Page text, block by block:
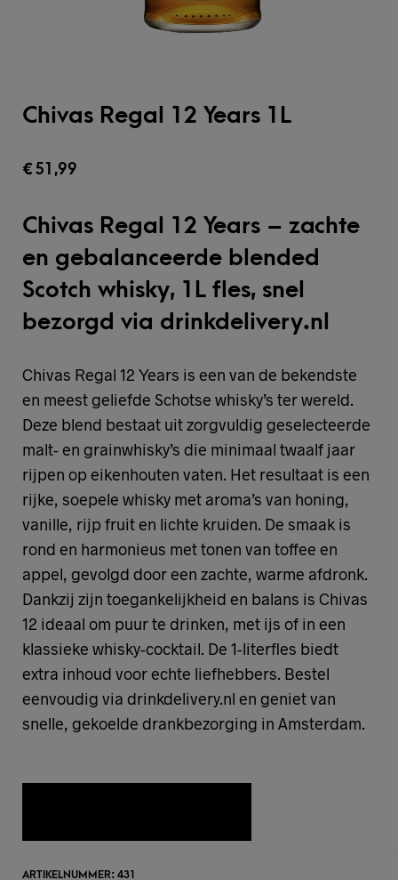
Chivas Regal 12 Years 1L
€51,99
Chivas Regal 12 Years – zachte
en gebalanceerde blended
Scotch whisky, 1L fles, snel
bezorgd via drinkdelivery.nl
Chivas Regal 12 Years is een van de bekendste
en meest geliefde Schotse whisky’s ter wereld.
Deze blend bestaat uit zorgvuldig geselecteerde
malt- en grainwhisky’s die minimaal twaalf jaar
rijpen op eikenhouten vaten. Het resultaat is een
rijke, soepele whisky met aroma’s van honing,
vanille, rijp fruit en lichte kruiden. De smaak is
rond en harmonieus met tonen van toffee en
appel, gevolgd door een zachte, warme afdronk.
Dankzij zijn toegankelijkheid en balans is Chivas
12 ideaal om puur te drinken, met ijs of in een
klassieke whisky-cocktail. De 1-literfles biedt
extra inhoud voor echte liefhebbers. Bestel
eenvoudig via drinkdelivery.nl en geniet van
snelle, gekoelde drankbezorging in Amsterdam.
ARTIKELNUMMER: 431